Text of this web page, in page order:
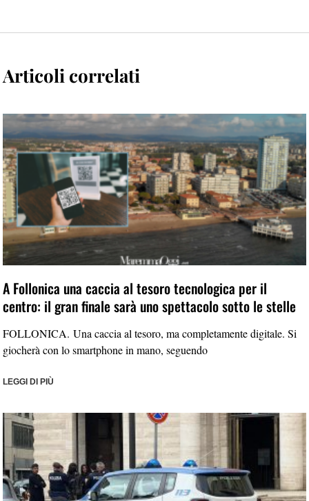
Articoli correlati
A Follonica una caccia al tesoro tecnologica per il
centro: il gran finale sarà uno spettacolo sotto le stelle
FOLLONICA. Una caccia al tesoro, ma completamente digitale. Si
giocherà con lo smartphone in mano, seguendo
LEGGI DI PIÙ